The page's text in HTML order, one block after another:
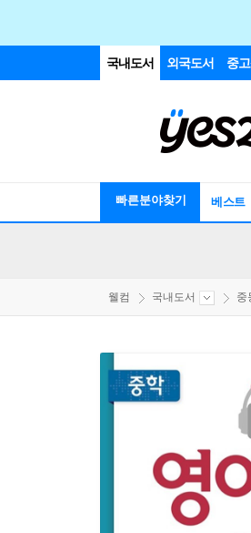
국내도서 외국도서 중
빠른분야찾기 베스트
웰컴 국내도서 중